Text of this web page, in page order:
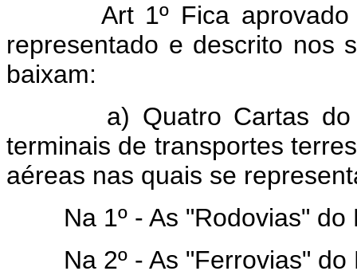
Art 1º Fica
representado e descrito nos
baixam:
a) Quatro Cartas do
terminais de transportes
aéreas nas quais se
Na 1º - As "Rodovias" do
Na 2º - As "Ferrovias" do